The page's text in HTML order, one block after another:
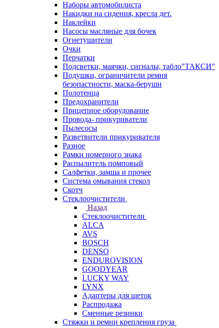
Наборы автомобилиста
Накидки на сидения, кресла дет.
Наклейки
Насосы масляные для бочек
Огнетушители
Очки
Перчатки
Подсветки, маячки, сигналы, табло"ТАКСИ"
Подушки, ограничители ремня
безопастности, маска-беруши
Полотенца
Предохранители
Прицепное оборудование
Провода- прикуриватели
Пылесосы
Разветвители прикуривателя
Разное
Рамки номерного знака
Распылитель помповый
Салфетки, замша и прочее
Система омывания стекол
Скотч
Стеклоочистители
Назад
Стеклоочистители
ALCA
AVS
BOSCH
DENSO
ENDUROVISION
GOODYEAR
LUCKY WAY
LYNX
Адаптеры для щеток
Распродажа
Сменные резинки
Стяжки и ремни крепления груза